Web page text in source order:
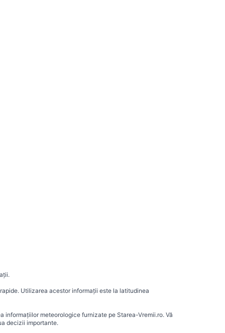
Utilizarea acestor informații este la latitudinea
meteorologice furnizate pe Starea-Vremii.ro. Vă
decizii importante.